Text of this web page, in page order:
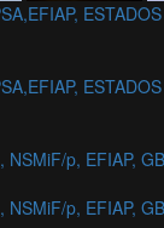
NSMiF/p, EFIAP,
NSMiF/p, EFIAP,